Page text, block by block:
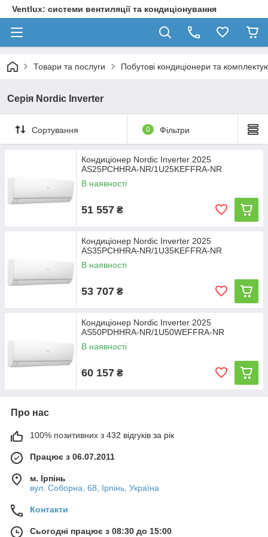
Ventlux: системи вентиляції та кондиціонування
Товари та послуги Побутові кондиціонери та
Серія Nordic Inverter
Сортування 0 Фільтри
Кондиціонер Nordic Inverter 2025
AS25PCHHRA-NR/1U25KEFFRA-NR
В наявності
51 557 ₴
Кондиціонер Nordic Inverter 2025
AS35PCHHRA-NR/1U35KEFFRA-NR
В наявності
53 707 ₴
Кондиціонер Nordic Inverter 2025
AS50PDHHRA-NR/1U50WEFFRA-NR
В наявності
60 157 ₴
Про нас
100% позитивних з 432 відгуків за рік
Працює з 06.07.2011
м. Ірпінь
вул. Соборна, 68, Ірпінь, Україна
Контакти
Сьогодні працює з 08:30 до 15:00